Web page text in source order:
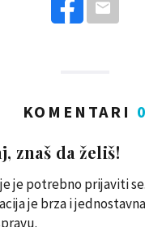
KOMENTARI 0
znaš da želiš!
je potrebno prijaviti
je brza i